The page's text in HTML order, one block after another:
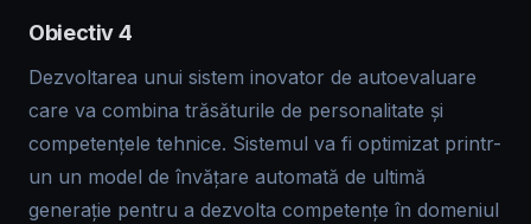
Obiectiv 4
Dezvoltarea unui sistem inovator de autoevaluare
care va combina trăsăturile de personalitate și
competențele tehnice. Sistemul va fi optimizat printr-
un un model de învățare automată de ultimă
generație pentru a dezvolta competențe în domeniul